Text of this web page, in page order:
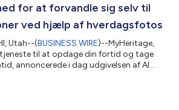
for at forvandle sig selv til
ved hjælp af hverdagsfotos
Utah--(BUSINESS WIRE)--MyHeritage,
til at opdage din fortid og tage
annoncerede i dag udgivelsen af AI